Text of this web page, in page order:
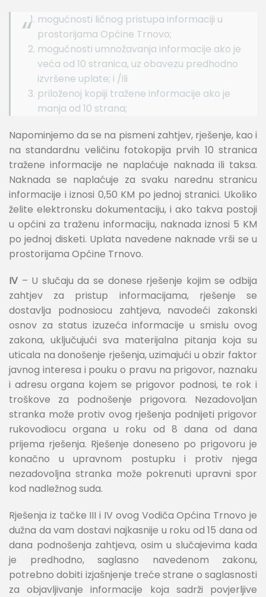
mogućnosti ličnog pristupa informaciji u
prostorijama Općine Trnovo;
mogućnosti umnožavanja informacije ako je
veća od 10 stranica, uz obavezu predhodno
izvršene uplate; i /ili
priloženoj kopiji tražene informacije ako je
manja od 10 strana;
Napominjemo da se na pismeni zahtjev, rješenje, kao i
na standardnu veličinu fotokopija prvih 10 stranica
tražene informacije ne naplaćuje naknada ili taksa.
Naknada se naplaćuje za svaku narednu stranicu
informacije i iznosi 0,50 KM po jednoj stranici. Ukoliko
želite elektronsku dokumentaciju, i ako takva postoji
u općini za traženu informaciju, naknada iznosi 5 KM
po jednoj disketi. Uplata navedene naknade vrši se u
prostorijama Općine Trnovo.
IV – U slučaju da se donese rješenje kojim se odbija
zahtjev za pristup informacijama, rješenje se
dostavlja podnosiocu zahtjeva, navodeći zakonski
osnov za status izuzeća informacije u smislu ovog
zakona, uključujući sva materijalna pitanja koja su
uticala na donošenje rješenja, uzimajući u obzir faktor
javnog interesa i pouku o pravu na prigovor, naznaku
i adresu organa kojem se prigovor podnosi, te rok i
troškove za podnošenje prigovora. Nezadovoljan
stranka može protiv ovog rješenja podnijeti prigovor
rukovodiocu organa u roku od 8 dana od dana
prijema rješenja. Rješenje doneseno po prigovoru je
konačno u upravnom postupku i protiv njega
nezadovoljna stranka može pokrenuti upravni spor
kod nadležnog suda.
Rješenja iz tačke III i IV ovog Vodiča Općina Trnovo je
dužna da vam dostavi najkasnije u roku od 15 dana od
dana podnošenja zahtjeva, osim u slučajevima kada
je predhodno, saglasno navedenom zakonu,
potrebno dobiti izjašnjenje treće strane o saglasnosti
za objavljivanje informacije koja sadrži povjerljive